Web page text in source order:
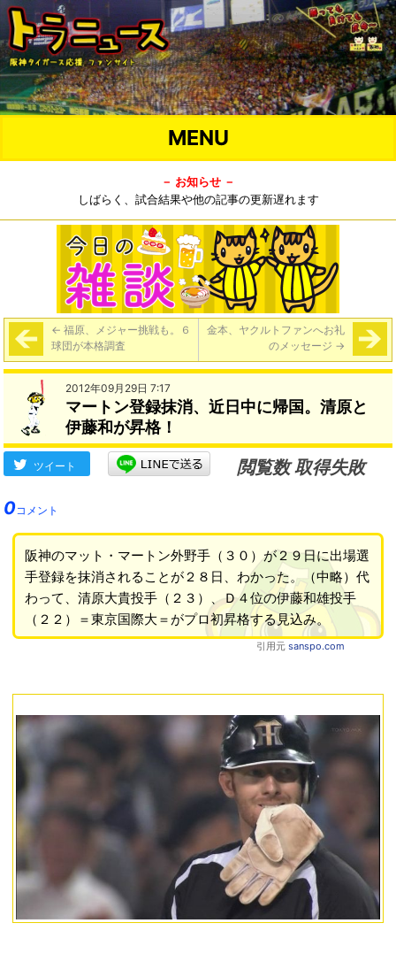
MENU
－ お知らせ －
しばらく、試合結果や他の記事の更新遅れます
← 福原、メジャー挑戦も。６
球団が本格調査
金本、ヤクルトファンへお礼
のメッセージ →
2012年09月29日 7:17
マートン登録抹消、近日中に帰国。清原と
伊藤和が昇格！
ツイート
閲覧数 取得失敗
0コメント
阪神のマット・マートン外野手（３０）が２９日に出場選
手登録を抹消されることが２８日、わかった。（中略）代
わって、清原大貴投手（２３）、Ｄ４位の伊藤和雄投手
（２２）＝東京国際大＝がプロ初昇格する見込み。
引用元 sanspo.com